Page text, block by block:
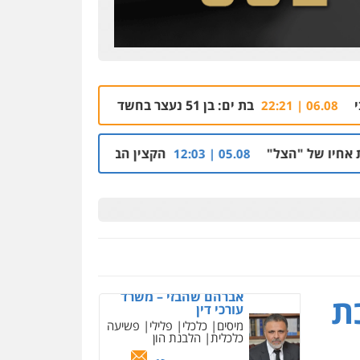
בת ים: בן 51 נעצר בחשד לאונס בת 18 בבית מלון
05.08 | 12:03 הקצין הבכיר והאפליה מול ניצב מני בנימין
עו"ד אמיר כהן
אבי אמר משרד עורכי דין
פלילי משפחה אזרחי מסחרי
0502130230
עו"ד אריה פטר
לשעבר סגן מנהל המחלקה
הפלילית בפרקליטות המדינה
מקצועיים לעורכי דין
0504578527
רונן הלל – מוניטין